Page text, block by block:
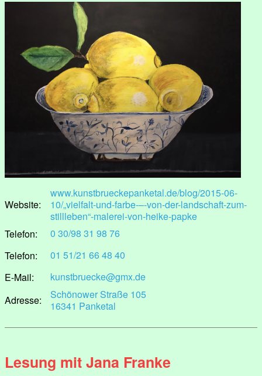
Website:
www.kunstbrueckepanketal.de/blog/2015-06-
10/„vielfalt-und-farbe-–-von-der-landschaft-zum-
stillleben“-malerei-von-heike-papke
Telefon:
0 30/98 31 98 76
Telefon:
01 51/21 66 48 40
E-Mail:
kunstbruecke@gmx.de
Adresse:
Schönower Straße 105
16341 Panketal
Lesung mit Jana Franke